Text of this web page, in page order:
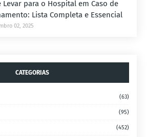
Levar para o Hospital em Caso de
Lista Completa e Essencial
02, 2025
CATEGORIAS
(63)
(95)
(452)